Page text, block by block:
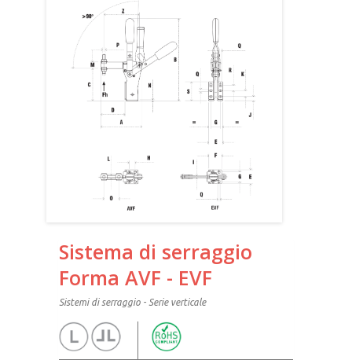
Sistema di serraggio
Forma AVF - EVF
Sistemi di serraggio - Serie verticale